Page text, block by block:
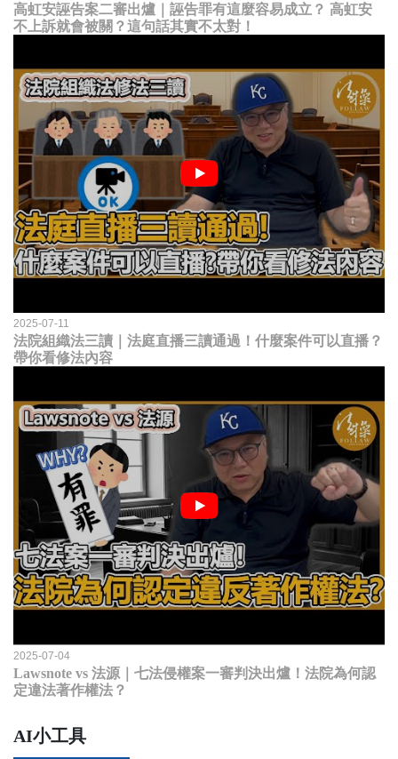
高虹安誣告案二審出爐｜誣告罪有這麼容易成立？ 高虹安
不上訴就會被關？這句話其實不太對！
2025-07-11
法院組織法三讀｜法庭直播三讀通過！什麼案件可以直播？
帶你看修法內容
2025-07-04
Lawsnote vs 法源｜七法侵權案一審判決出爐！法院為何認
定違法著作權法？
AI小工具